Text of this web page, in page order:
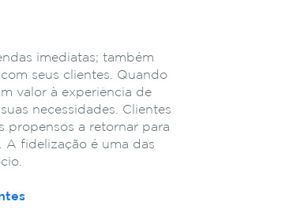
imediatas; também
seus clientes. Quando
valor à experiência de
necessidades. Clientes
propensos a retornar para
A fidelização é uma das